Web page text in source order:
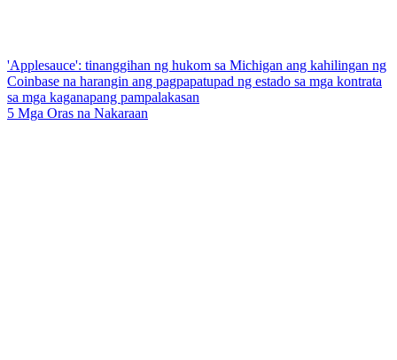
'Applesauce': tinanggihan ng hukom sa Michigan ang kahilingan ng
Coinbase na harangin ang pagpapatupad ng estado sa mga kontrata
sa mga kaganapang pampalakasan
5 Mga Oras na Nakaraan